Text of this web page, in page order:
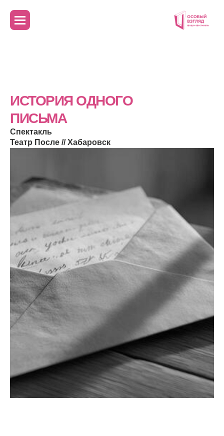
ИСТОРИЯ ОДНОГО
ПИСЬМА
Спектакль
Театр После // Хабаровск